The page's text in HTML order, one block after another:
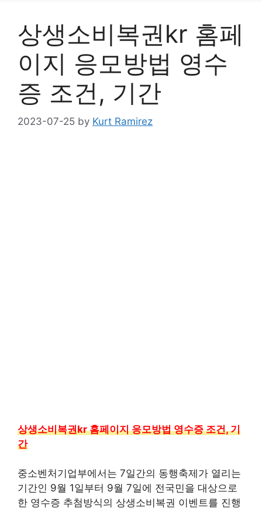
상생소비복권kr 홈페
이지 응모방법 영수
증 조건, 기간
2023-07-25 by Kurt Ramirez
상생소비복권kr 홈페이지 응모방법 영수증 조건, 기
간
중소벤처기업부에서는 7일간의 동행축제가 열리는
기간인 9월 1일부터 9월 7일에 전국민을 대상으로
한 영수증 추첨방식의 상생소비복권 이벤트를 진행